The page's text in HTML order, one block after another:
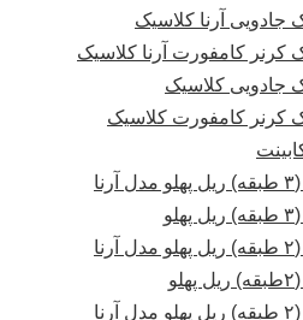
جادویی آرنا کلاسیک
کرنر کامفورت آرنا کلاسیک
جادویی کلاسیک
کرنر کامفورت کلاسیک